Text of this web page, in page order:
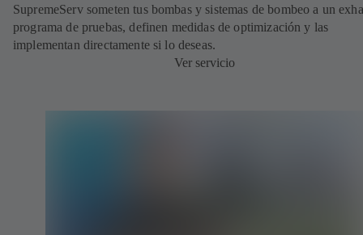
SupremeServ someten tus bombas y sistemas de bombeo a un
programa de pruebas, definen medidas de optimización y las
implementan directamente si lo deseas.
Ver servicio